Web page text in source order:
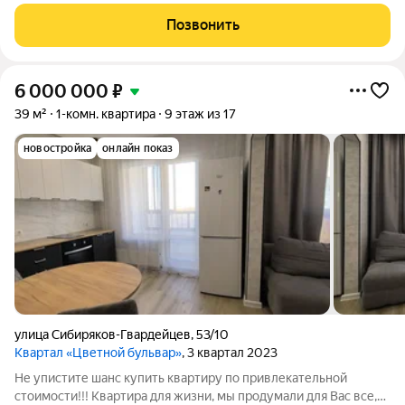
заходите с вещами и живите. Высота потолков 3 м добавляет
воздуха и
Позвонить
6 000 000 ₽
39 м² 1-комн. квартира 9 этаж из 17
новостройка онлайн показ
улица Сибиряков-Гвардейцев,53/10
Квартал «Цветной бульвар», 3 квартал 2023
Не упистите шанс купить квартиру по привлекательной
стоимости!!! Квартира для жизни, мы продумали для Вас все,